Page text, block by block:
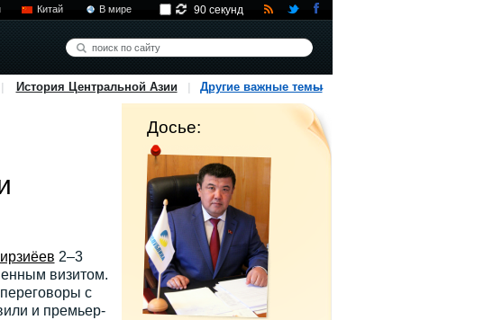
Китай В мире 90 секунд
История Центральной Азии Другие важные темы
2–3
визитом.
с
и премьер-
Досье: